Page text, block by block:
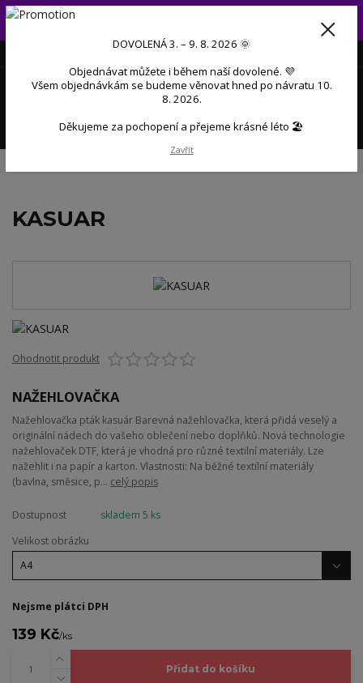
Od 3. do 9. 8. 2026 budeme mít dovolenou 💜 Objednávky přijaté
během dovolené začneme postupně zpracovávat po návratu 💜
Menu
0 Kč
KASUAR
Ohodnotit produkt
NAŽEHLOVAČKA
Nažehlovačka pták kasuár Barevná nažehlovačka, která přidá veselý a
originální nádech do vašeho oblečení nebo doplňků. Nová technologie
nažehlovaček DTF, která je vhodná pro různé textilní materiály. Lze
nažehlit i na papír a karton. Vlastnosti: Na běžné textilní materiály
(bavlna, směsice, p... celý popis
Dostupnost
skladem 5 ks
Velikost obrázku
Nejsme plátci DPH
139 Kč/ks
Přidat do košíku
DOVOLENÁ 3. – 9. 8. 2026 🌞
Objednávat můžete i během naší dovolené. 💜
Všem objednávkám se budeme věnovat hned po návratu 10.
8. 2026.
Děkujeme za pochopení a přejeme krásné léto 🏖️
Zavřít